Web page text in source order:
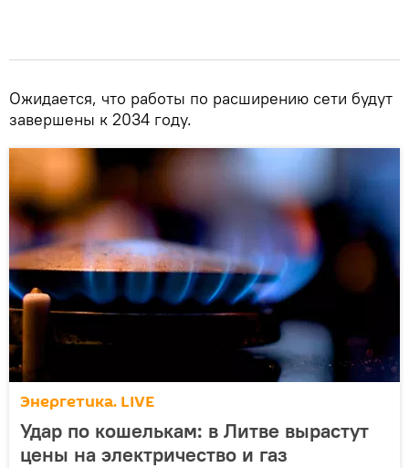
Ожидается, что работы по расширению сети будут
завершены к 2034 году.
Энергетика. LIVE
Удар по кошелькам: в Литве вырастут
цены на электричество и газ